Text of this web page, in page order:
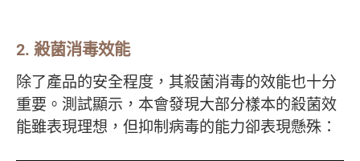
2. 殺菌消毒效能
除了產品的安全程度，其殺菌消毒的效能也十分
重要。測試顯示，本會發現大部分樣本的殺菌效
能雖表現理想，但抑制病毒的能力卻表現懸殊：